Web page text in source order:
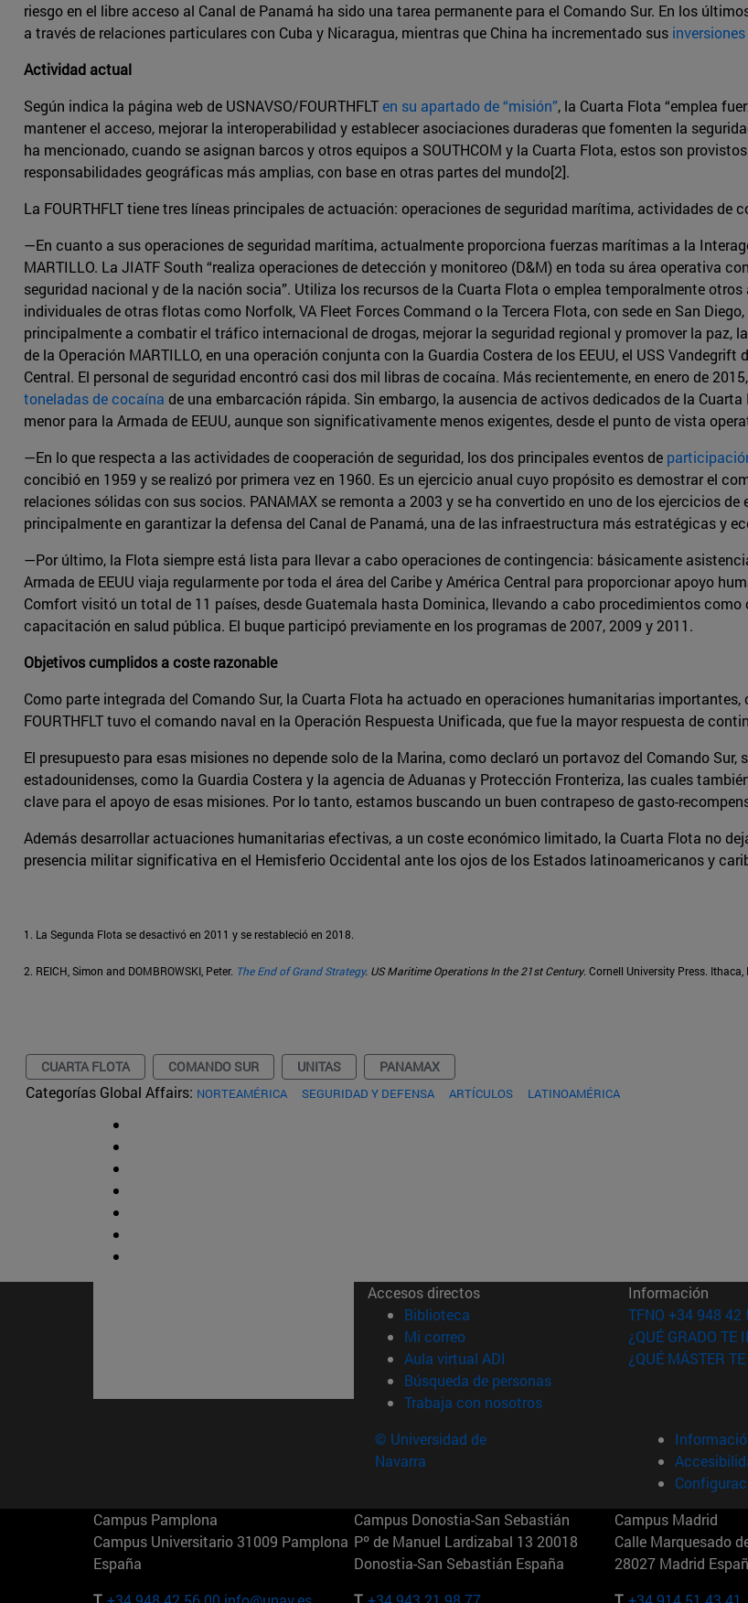
riesgo en el libre acceso al Canal de Panamá ha sido una tarea permanente para el Comando Sur. En los
a través de relaciones particulares con Cuba y Nicaragua, mientras que China ha incrementado sus
Actividad actual
Según indica la página web de USNAVSO/FOURTHFLTen su apartado de “misión”, la Cuarta Flota “emplea
mantener el acceso, mejorar la interoperabilidad y establecer asociaciones duraderas que fomenten la
ha mencionado, cuando se asignan barcos y otros equipos a SOUTHCOM y la Cuarta Flota, estos son
responsabilidades geográficas más amplias, con base en otras partes del mundo[2].
La FOURTHFLT tiene tres líneas principales de actuación: operaciones de seguridad marítima, actividades de
—En cuanto a sus operaciones de seguridad marítima, actualmente proporciona fuerzas marítimas a la
MARTILLO. La JIATF South “realiza operaciones de detección y monitoreo (D&M) en toda su área operativa
seguridad nacional y de la nación socia”. Utiliza los recursos de la Cuarta Flota o emplea temporalmente
individuales de otras flotas como Norfolk, VA Fleet Forces Command o la Tercera Flota, con sede en San
principalmente a combatir el tráfico internacional de drogas, mejorar la seguridad regional y promover la paz,
de la Operación MARTILLO, en una operación conjunta con la Guardia Costera de los EEUU, el USS
Central. El personal de seguridad encontró casi dos mil libras de cocaína. Más recientemente, en enero de
toneladas de cocaína de una embarcación rápida. Sin embargo, la ausencia de activos dedicados de la
menor para la Armada de EEUU, aunque son significativamente menos exigentes, desde el punto de vista
—En lo que respecta a las actividades de cooperación de seguridad, los dos principales eventos de
concibió en 1959 y se realizó por primera vez en 1960. Es un ejercicio anual cuyo propósito es demostrar el
relaciones sólidas con sus socios. PANAMAX se remonta a 2003 y se ha convertido en uno de los ejercicios
principalmente en garantizar la defensa del Canal de Panamá, una de las infraestructura más estratégicas y
—Por último, la Flota siempre está lista para llevar a cabo operaciones de contingencia: básicamente
Armada de EEUU viaja regularmente por toda el área del Caribe y América Central para proporcionar apoyo
Comfort visitó un total de 11 países, desde Guatemala hasta Dominica, llevando a cabo procedimientos
capacitación en salud pública. El buque participó previamente en los programas de 2007, 2009 y 2011.
Objetivos cumplidos a coste razonable
Como parte integrada del Comando Sur, la Cuarta Flota ha actuado en operaciones humanitarias
FOURTHFLT tuvo el comando naval en la Operación Respuesta Unificada, que fue la mayor respuesta de
El presupuesto para esas misiones no depende solo de la Marina, como declaró un portavoz del Comando
estadounidenses, como la Guardia Costera y la agencia de Aduanas y Protección Fronteriza, las cuales
clave para el apoyo de esas misiones. Por lo tanto, estamos buscando un buen contrapeso de gasto-
Además desarrollar actuaciones humanitarias efectivas, a un coste económico limitado, la Cuarta Flota no
presencia militar significativa en el Hemisferio Occidental ante los ojos de los Estados latinoamericanos y
1. La Segunda Flota se desactivó en 2011 y se restableció en 2018.
2. REICH, Simon and DOMBROWSKI, Peter. The End of Grand Strategy. US Maritime Operations In the 21st Century. Cornell University Press. Ithaca,
CUARTA FLOTA COMANDO SUR UNITAS PANAMAX
Categorías Global Affairs: NORTEAMÉRICA SEGURIDAD Y DEFENSA ARTÍCULOS LATINOAMÉRICA
Accesos directos
Biblioteca (abre en nueva ventana)
Mi correo(abre en nueva ventana)
Aula virtual ADI (abre en nueva ventana)
Búsqueda de personas(abre en nueva ventana)
Trabaja con nosotros(abre en nueva ventana)
Información
TFNO +34 948 42
¿QUÉ GRADO TE
¿QUÉ MÁSTER
© Universidad de
Navarra
Campus Pamplona
Campus Universitario 31009 Pamplona
España
Campus Donostia-San Sebastián
Pº de Manuel Lardizabal 13 20018
Donostia-San Sebastián España
Campus Madrid
Calle Marquesado
28027 Madrid